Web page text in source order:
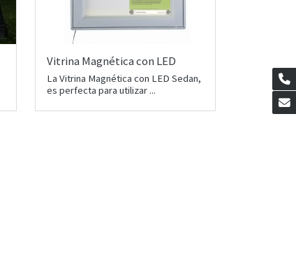
Vitrina Magnética con LED
La Vitrina Magnética con LED Sedan,
es perfecta para utilizar ...